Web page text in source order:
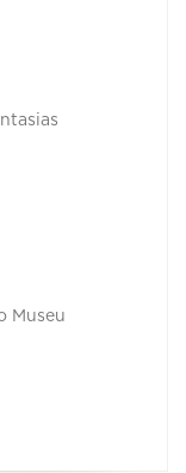
Museu